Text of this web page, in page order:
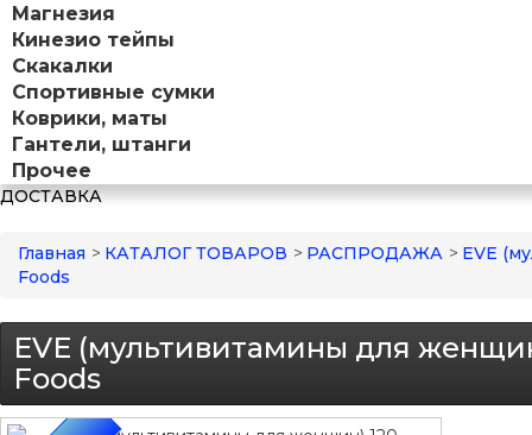
Магнезия
Кинезио тейпы
Скакалки
Спортивные сумки
Коврики, маты
Гантели, штанги
Прочее
ДОСТАВКА
Главная > КАТАЛОГ ТОВАРОВ > РАСПРОДАЖА > EVE
Foods
EVE (мультивитамины для
Foods